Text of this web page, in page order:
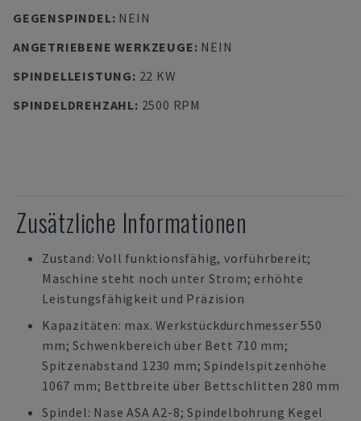
GEGENSPINDEL: NEIN
ANGETRIEBENE WERKZEUGE: NEIN
SPINDELLEISTUNG: 22 KW
SPINDELDREHZAHL: 2500 RPM
Zusätzliche Informationen
Zustand: Voll funktionsfähig, vorführbereit;
Maschine steht noch unter Strom; erhöhte
Leistungsfähigkeit und Präzision
Kapazitäten: max. Werkstückdurchmesser 550
mm; Schwenkbereich über Bett 710 mm;
Spitzenabstand 1230 mm; Spindelspitzenhöhe
1067 mm; Bettbreite über Bettschlitten 280 mm
Spindel: Nase ASA A2-8; Spindelbohrung Kegel